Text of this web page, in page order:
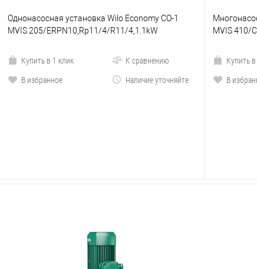
Однонасосная установка Wilo Economy CO-1
MVIS 205/ERPN10,Rp11/4/R11/4,1.1kW
Купить в 1 клик
К сравнению
В избранное
Наличие уточняйте
MVIS 410/
Купить
В